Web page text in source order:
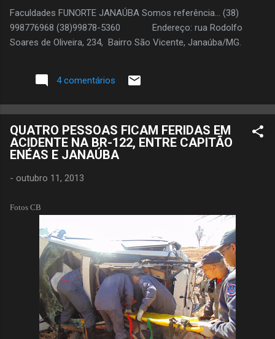
Faculdades FUNORTE JANAÚBA Somos referência... (38)
998776968 (38)99878-5360 Endereço: rua Rodolfo
Soares de Oliveira, 234, Bairro São Vicente, Janaúba/MG.
4 comentários
QUATRO PESSOAS FICAM FERIDAS EM
ACIDENTE NA BR-122, ENTRE CAPITÃO
ENÉAS E JANAÚBA
- outubro 11, 2013
Fotos CB